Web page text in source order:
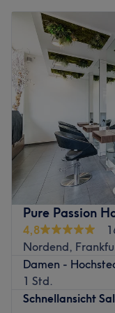
Dienstag
Mittwoch
Donnerstag
Freitag
Samstag
Mit Leidenschaft
Beauty in der
engagiertes
verschiedene
stilvollen
Wünsche im
Auszeit vom Alltag
erstklassigen
verschiedene
Make-up oder
angeboten. Bei
Pure Passion
4,8
Nordend,
Damen -
1 Std.
Schnellansicht